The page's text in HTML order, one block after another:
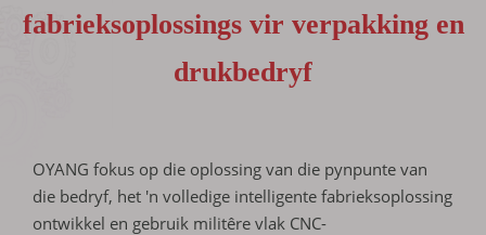
fabrieksoplossings vir verpakking en
drukbedryf
OYANG fokus op die oplossing van die pynpunte van
die bedryf, het 'n volledige intelligente fabrieksoplossing
ontwikkel en gebruik militêre vlak CNC-